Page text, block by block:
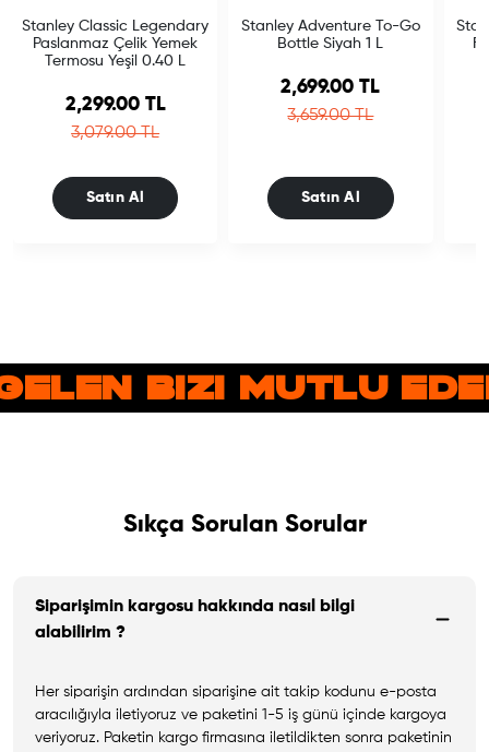
Stanley Classic Legendary
Paslanmaz Çelik Yemek
Termosu Yeşil 0.40 L
Sale price
2,299.00 TL
Regular price
3,079.00 TL
Satın Al
Stanley Adventure To-Go
Bottle Siyah 1 L
Sale price
2,699.00 TL
Regular price
3,659.00 TL
Satın Al
BIZI MUTLU
Sıkça Sorulan Sorular
Siparişimin kargosu hakkında nasıl bilgi
alabilirim ?
Her siparişin ardından siparişine ait takip kodunu e-posta
aracılığıyla iletiyoruz ve paketini 1-5 iş günü içinde kargoya
veriyoruz. Paketin kargo firmasına iletildikten sonra paketinin